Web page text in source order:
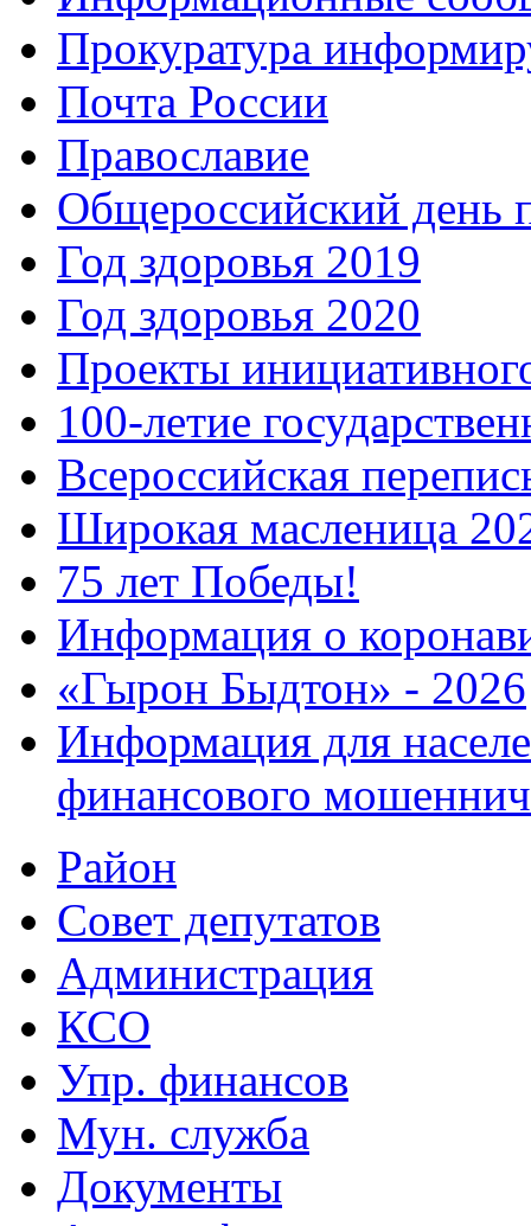
Прокуратура
Почта России
Православие
Общероссийский день
Год здоровья 2019
Год здоровья 2020
Проекты
100-летие
Всероссийская
Широкая масленица
75 лет Победы!
Информация о
«Гырон Быдтон» - 2026
Информация для
финансового
Район
Совет депутатов
Администрация
КСО
Упр. финансов
Мун. служба
Документы